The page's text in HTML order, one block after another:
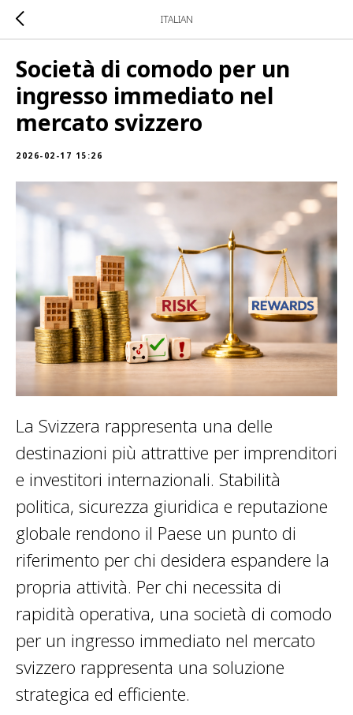
ITALIAN
Società di comodo per un
ingresso immediato nel
mercato svizzero
2026-02-17 15:26
La Svizzera rappresenta una delle
destinazioni più attrattive per imprenditori
e investitori internazionali. Stabilità
politica, sicurezza giuridica e reputazione
globale rendono il Paese un punto di
riferimento per chi desidera espandere la
propria attività. Per chi necessita di
rapidità operativa, una società di comodo
per un ingresso immediato nel mercato
svizzero rappresenta una soluzione
strategica ed efficiente.